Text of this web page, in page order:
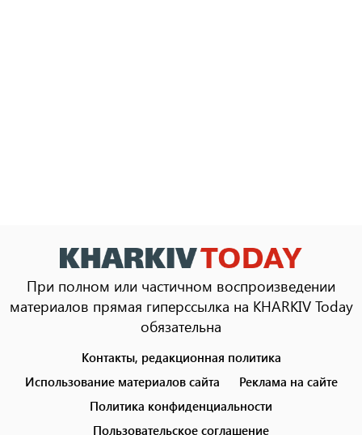
При полном или частичном воспроизведении
материалов прямая гиперссылка на KHARKIV Today
обязательна
menu
Контакты, редакционная политика
Использование материалов сайта
Реклама на сайте
Политика конфиденциальности
Пользовательское соглашение